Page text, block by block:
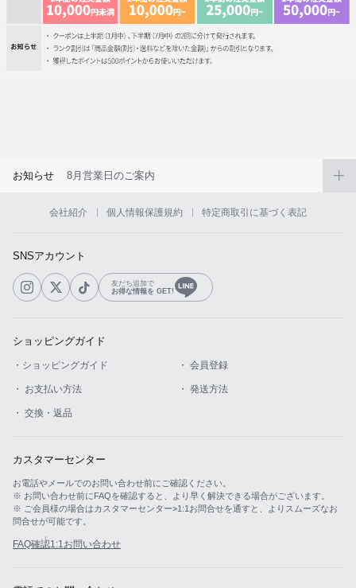
お知らせ 8月営業日のご案内
会社紹介 個人情報保護規約 特定商取引に基づく表記
SNSアカウント
友だち追加で
お得な情報を GET!
ショッピングガイド
・ショッピングガイド ・ 会員登録
・ お支払い方法 ・ 発送方法
・ 交換・返品
カスタマーセンター
お電話やメールでのお問い合わせ前にご確認ください。
※ お問い合わせ前にFAQを確認すると、より早く解決できる場合がございます。
※ ご会員様の場合はカスタマーセンター>1:1お問合せを通すと、よりスムーズなお
問合せが可能です。
FAQ確認1:1お問い合わせ